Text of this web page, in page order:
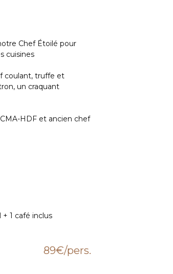
Chef Étoilé pour
cuisines
coulant, truffe et
un craquant
HDF et ancien chef
+ 1 café inclus
89€/pers.